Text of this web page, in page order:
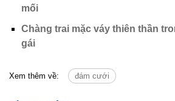
mối
Chàng trai mặc váy thiên thần
gái
Xem thêm về: đám cưới